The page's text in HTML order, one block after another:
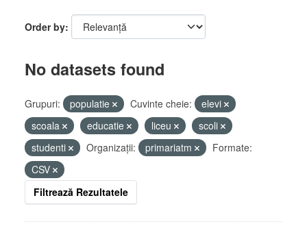
Order by
No datasets found
Grupuri: populatie Cuvinte cheie:
elevi
scoala
educatie liceu
scoli
studenti
Organizații: primariatm
Formate:
CSV
Filtrează Rezultatele